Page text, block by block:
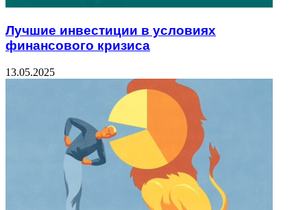
Лучшие инвестиции в условиях
финансового кризиса
13.05.2025